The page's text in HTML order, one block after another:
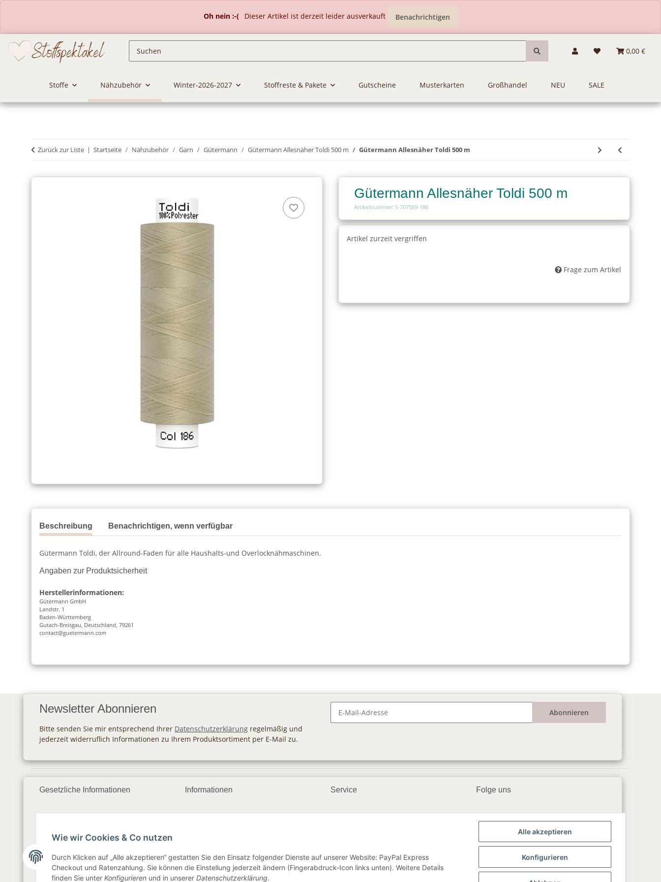
Oh nein :-( Dieser Artikel ist derzeit leider ausverkauft Benachrichtigen
0,00 €
Stoffe Nähzubehör Winter-2026-2027 Stoffreste & Pakete Gutscheine Musterkarten Großhandel NEU SALE
Zurück zur Liste Startseite Nähzubehör Garn Gütermann Gütermann Allesnäher Toldi 500 m Gütermann Allesnäher Toldi 500 m
Gütermann Allesnäher Toldi 500 m
Artikelnummer: S-707589-186
Artikel zurzeit vergriffen
Frage zum Artikel
Beschreibung Benachrichtigen, wenn verfügbar
Gütermann Toldi, der Allround-Faden für alle Haushalts-und Overlocknähmaschinen.
Angaben zur Produktsicherheit
Herstellerinformationen:
Gütermann GmbH
Landstr. 1
Baden-Württemberg
Gutach-Breisgau, Deutschland, 79261
contact@guetermann.com
Newsletter Abonnieren
Bitte senden Sie mir entsprechend Ihrer Datenschutzerklärung regelmäßig und
jederzeit widerruflich Informationen zu Ihrem Produktsortiment per E-Mail zu.
Abonnieren
Gesetzliche Informationen
Datenschutz
AGB
Sitemap
Impressum
Informationen
Zahlungsmöglichkeiten
Newsletter
Service
Geschenkgutscheine
Folge uns
▶️ YouTube
📘 Facebook
📸 Instagram
🎵 TikTok
Wie wir Cookies & Co nutzen
Durch Klicken auf „Alle akzeptieren“ gestatten Sie den Einsatz folgender Dienste auf unserer Website: PayPal Express
Checkout und Ratenzahlung. Sie können die Einstellung jederzeit ändern (Fingerabdruck-Icon links unten). Weitere Details
finden Sie unter Konfigurieren und in unserer Datenschutzerklärung.
Alle akzeptieren
Konfigurieren